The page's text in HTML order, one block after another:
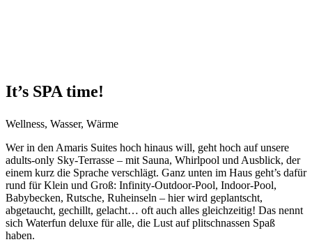
It’s SPA time!
Wellness, Wasser, Wärme
Wer in den Amaris Suites hoch hinaus will, geht hoch auf unsere
adults-only Sky-Terrasse – mit Sauna, Whirlpool und Ausblick, der
einem kurz die Sprache verschlägt. Ganz unten im Haus geht’s dafür
rund für Klein und Groß: Infinity-Outdoor-Pool, Indoor-Pool,
Babybecken, Rutsche, Ruheinseln – hier wird geplantscht,
abgetaucht, gechillt, gelacht… oft auch alles gleichzeitig! Das nennt
sich Waterfun deluxe für alle, die Lust auf plitschnassen Spaß
haben.